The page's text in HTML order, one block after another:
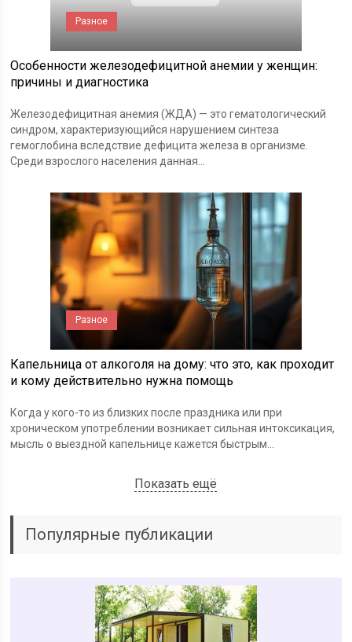
Разное
Особенности железодефицитной анемии у женщин:
причины и диагностика
Железодефицитная анемия (ЖДА) — это гематологический
синдром, характеризующийся нарушением синтеза
гемоглобина вследствие дефицита железа в организме.
Среди взрослого населения данная...
Разное
Капельница от алкоголя на дому: что это, как проходит
и кому действительно нужна помощь
Когда у кого-то из близких после праздника или при
хроническом употреблении возникает сильная интоксикация,
мысль о выездной капельнице кажется быстрым...
Показать ещё
Популярные публикации